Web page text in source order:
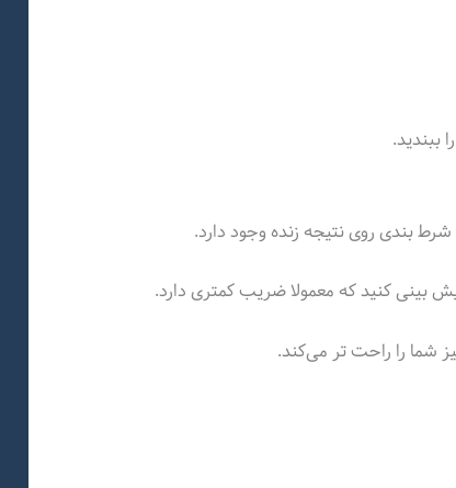
بندی روی نتیجه زنده وجود دارد.
بینی کنید که معمولا ضریب کمتری دارد.
شما را راحت تر می‌کند.